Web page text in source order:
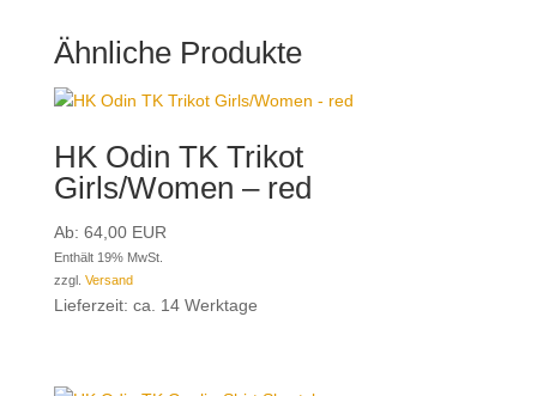
Ähnliche Produkte
HK Odin TK Trikot
Girls/Women – red
Ab: 64,00EUR
Enthält 19% MwSt.
zzgl. Versand
Lieferzeit: ca. 14 Werktage